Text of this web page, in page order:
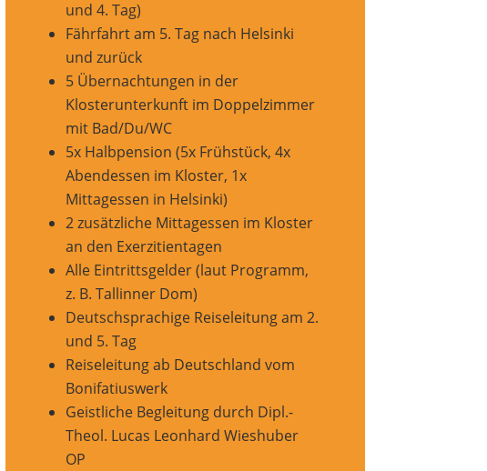
und 4. Tag)
Fährfahrt am 5. Tag nach Helsinki
und zurück
5 Übernachtungen in der
Klosterunterkunft im Doppelzimmer
mit Bad/Du/WC
5x Halbpension (5x Frühstück, 4x
Abendessen im Kloster, 1x
Mittagessen in Helsinki)
2 zusätzliche Mittagessen im Kloster
an den Exerzitientagen
Alle Eintrittsgelder (laut Programm,
z. B. Tallinner Dom)
Deutschsprachige Reiseleitung am 2.
und 5. Tag
Reiseleitung ab Deutschland vom
Bonifatiuswerk
Geistliche Begleitung durch Dipl.-
Theol. Lucas Leonhard Wieshuber
OP